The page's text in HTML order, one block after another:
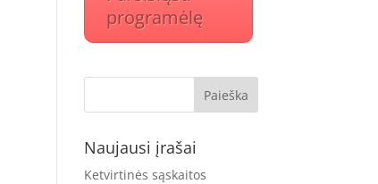
programėlę
Naujausi įrašai
Ketvirtinės sąskaitos